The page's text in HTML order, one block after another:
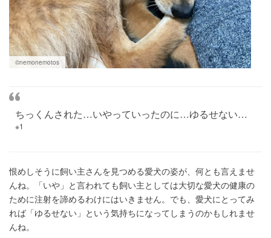
©nemonemotos
ちっくんされた…いやっていったのに…ゆるせない…
※1
恨めしそうに飼い主さんを見つめる愛犬の姿が、何とも言えませ
んね。「いや」と言われても飼い主としては大切な愛犬の健康の
ために注射を諦めるわけにはいきません。でも、愛犬にとってみ
れば「ゆるせない」という気持ちになってしまうのかもしれませ
んね。